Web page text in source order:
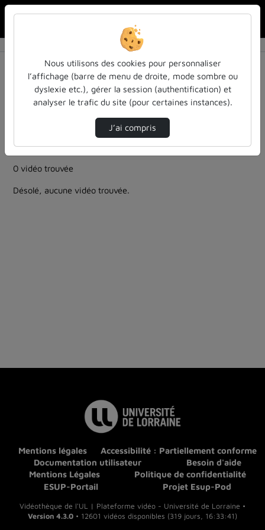
Résultats de la recherche
Filtres actifs (cliquer pour en retirer) :
education
ia-lintelligence-artificielle-approches-et-usages-a-
colloques-et-conferences
ia
0 vidéo trouvée
Désolé, aucune vidéo trouvée.
Mentions légales
Accessibilité : Partiellement conforme
Documentation utilisateur
Besoin d'aide
Mentions Légales
Politique de confidentialité
ESUP-Portail
Projet Esup-Pod
Vidéothèque de l'UL | Plateforme vidéo - Université de Lorraine •
Version 4.3.0 • 12601 vidéos disponibles (319 jours, 16:33:41)
Nous utilisons des cookies pour personnaliser
l’affichage (barre de menu de droite, mode sombre ou
dyslexie etc.), gérer la session (authentification) et
analyser le trafic du site (pour certaines instances).
J’ai compris